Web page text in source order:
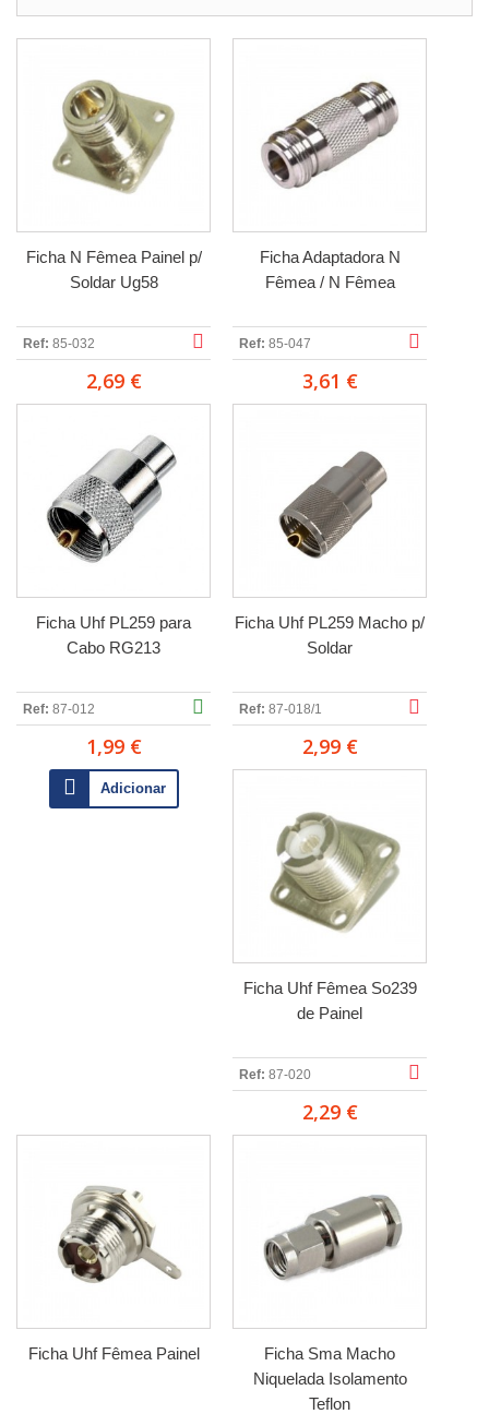
Ficha N Fêmea Painel p/
Soldar Ug58
Ref: 85-032
2,69 €
Ficha Adaptadora N
Fêmea / N Fêmea
Ref: 85-047
3,61 €
Ficha Uhf PL259 para
Cabo RG213
Ref: 87-012
1,99 €
Adicionar
Ficha Uhf PL259 Macho p/
Soldar
Ref: 87-018/1
2,99 €
Ficha Uhf Fêmea So239
de Painel
Ref: 87-020
2,29 €
Ficha Uhf Fêmea Painel
Ficha Sma Macho
Niquelada Isolamento
Teflon